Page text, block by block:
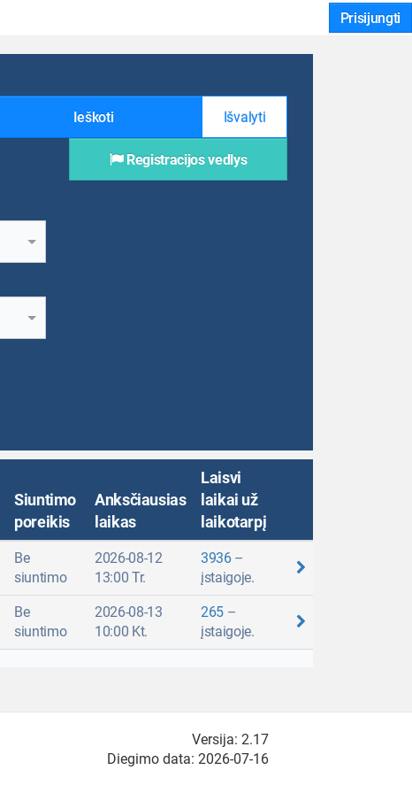
Prisijungti
Ieškoti Išvalyti
Registracijos vedlys
Siuntimo
poreikis
Anksčiausias
laikas
Laisvi
laikai už
laikotarpį
Be
siuntimo
2026-08-12
13:00 Tr.
3936 –
įstaigoje.
Be
siuntimo
2026-08-13
10:00 Kt.
265 –
įstaigoje.
Versija: 2.17
Diegimo data: 2026-07-16